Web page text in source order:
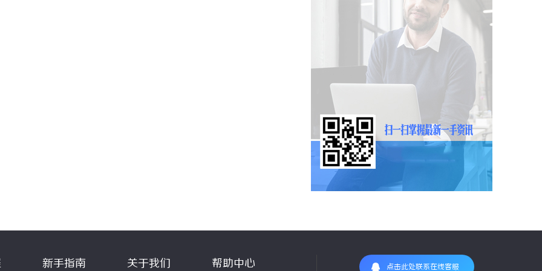
新手指南 关于我们 帮助中心 点击此处联系在线客服